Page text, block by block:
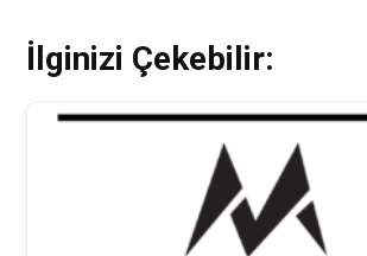
İlginizi Çekebilir: